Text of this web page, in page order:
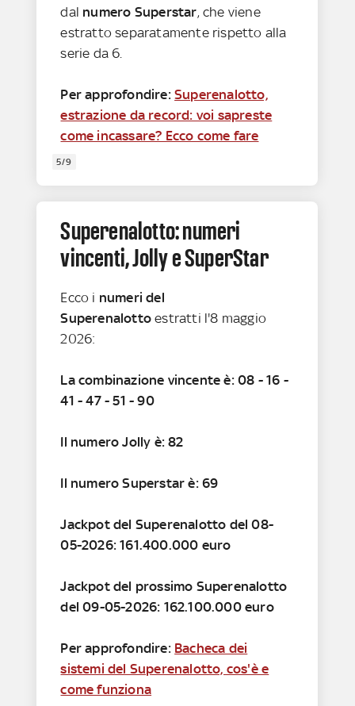
dal numero Superstar, che viene
estratto separatamente rispetto alla
serie da 6.
Per approfondire: Superenalotto,
estrazione da record: voi sapreste
come incassare? Ecco come fare
5/9
Superenalotto: numeri
vincenti, Jolly e SuperStar
Ecco i numeri del
Superenalotto estratti l'8 maggio
2026:
La combinazione vincente è: 08 - 16 -
41 - 47 - 51 - 90
Il numero Jolly è: 82
Il numero Superstar è: 69
Jackpot del Superenalotto del 08-
05-2026: 161.400.000 euro
Jackpot del prossimo Superenalotto
del 09-05-2026: 162.100.000 euro
Per approfondire: Bacheca dei
sistemi del Superenalotto, cos'è e
come funziona